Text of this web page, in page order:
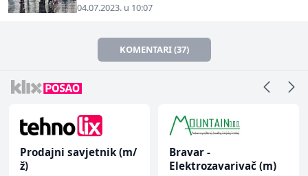
04.07.2023. u 10:07
KOMENTARI (37)
Prodajni savjetnik (m/
ž)
Bravar -
Elektrozavarivač (m)